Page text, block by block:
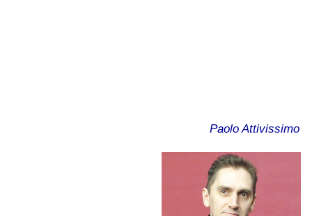
Paolo Attivissimo